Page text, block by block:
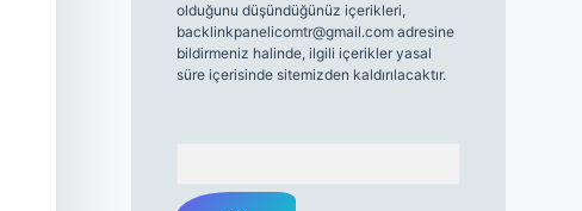
olduğunu düşündüğünüz içerikleri,
backlinkpanelicomtr@gmail.comadresine
bildirmeniz halinde, ilgili içerikler yasal
süre içerisinde sitemizden kaldırılacaktır.